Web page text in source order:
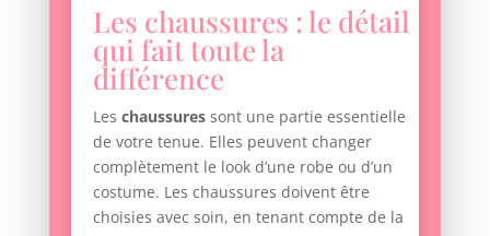
Les chaussures : le détail
qui fait toute la
différence
Les chaussuressont une partie essentielle
de votre tenue. Elles peuvent changer
complètement le look d’une robe ou d’un
costume. Les chaussures doivent être
choisies avec soin, en tenant compte de la